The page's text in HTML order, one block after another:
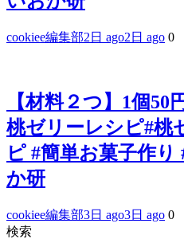
cookiee編集部2日 ago2日 ago 0
【材料２つ】1個
桃ゼリーレシピ#桃
ピ #簡単お菓子作
か研
cookiee編集部3日 ago3日 ago 0
検索